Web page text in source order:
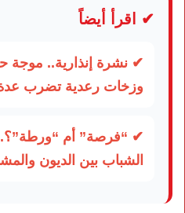
✔ اقرأ أيضاً
وزخات رعدية تضرب عدة
✔ “فرصة” أم “ورطة”؟..
الشباب بين الديون